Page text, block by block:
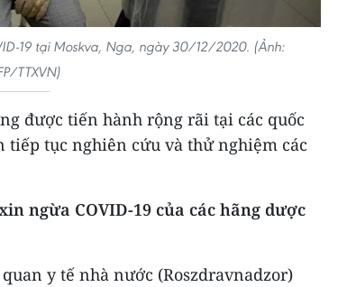
19 tại Moskva, Nga, ngày 30/12/2020. (Ảnh:
TTXVN)
được tiến hành rộng rãi tại các quốc
tiếp tục nghiên cứu và thử nghiệm các
ngừa COVID-19 của các hãng dược
y tế nhà nước (Roszdravnadzor)